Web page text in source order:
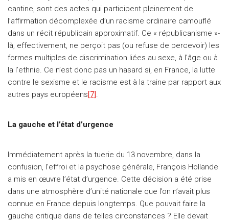
cantine, sont des actes qui participent pleinement de
l’affirmation décomplexée d’un racisme ordinaire camouflé
dans un récit républicain approximatif. Ce « républicanisme »-
là, effectivement, ne perçoit pas (ou refuse de percevoir) les
formes multiples de discrimination liées au sexe, à l’âge ou à
la l’ethnie. Ce n’est donc pas un hasard si, en France, la lutte
contre le sexisme et le racisme est à la traine par rapport aux
autres pays européens[7].
La gauche et l’état d’urgence
Immédiatement après la tuerie du 13 novembre, dans la
confusion, l’effroi et la psychose générale, François Hollande
a mis en œuvre l’état d’urgence. Cette décision a été prise
dans une atmosphère d’unité nationale que l’on n’avait plus
connue en France depuis longtemps. Que pouvait faire la
gauche critique dans de telles circonstances ? Elle devait